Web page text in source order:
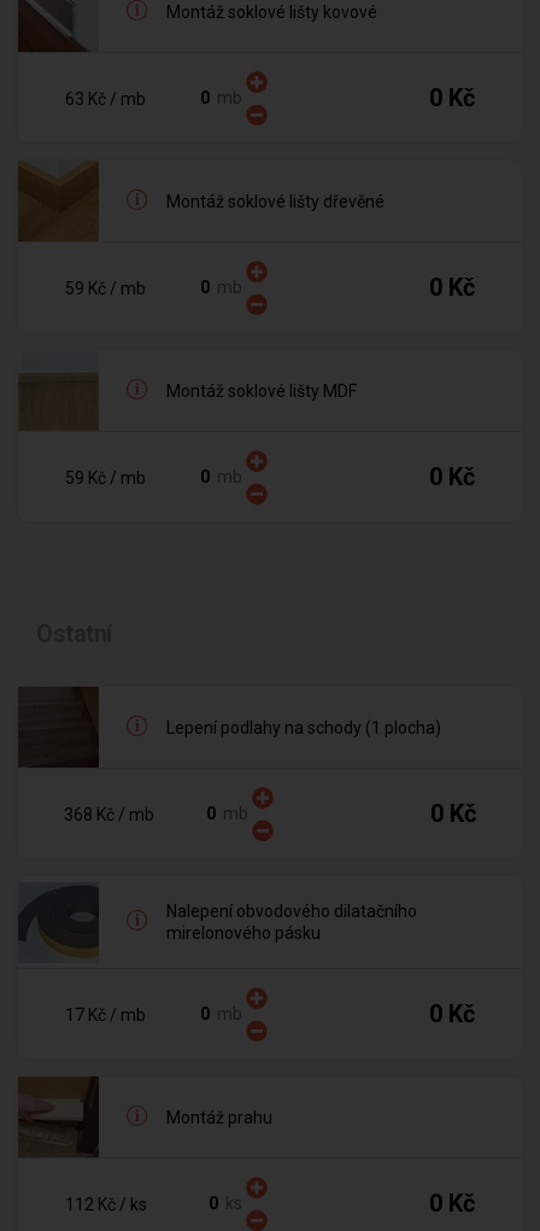
Montáž soklové lišty kovové
63 Kč / mb mb 0 Kč
Montáž soklové lišty dřevěné
59 Kč / mb mb 0 Kč
Montáž soklové lišty MDF
59 Kč / mb mb 0 Kč
Lepení podlahy na schody (1 plocha)
368 Kč / mb mb 0 Kč
Nalepení obvodového dilatačního
mirelonového pásku
17 Kč / mb mb 0 Kč
Montáž prahu
112 Kč / ks ks 0 Kč